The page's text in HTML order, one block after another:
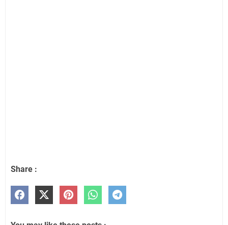
Share :